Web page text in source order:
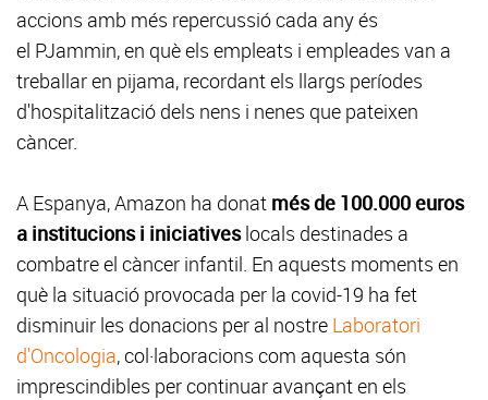
accions amb més repercussió cada any és
el PJammin, en què els empleats i empleades van a
treballar en pijama, recordant els llargs períodes
d'hospitalització dels nens i nenes que pateixen
càncer.
A Espanya, Amazon ha donat més de 100.000 euros
a institucions i iniciativeslocals destinades a
combatre el càncer infantil. En aquests moments en
què la situació provocada per la covid-19 ha fet
disminuir les donacions per al nostre Laboratori
d'Oncologia, col·laboracions com aquesta són
imprescindibles per continuar avançant en els